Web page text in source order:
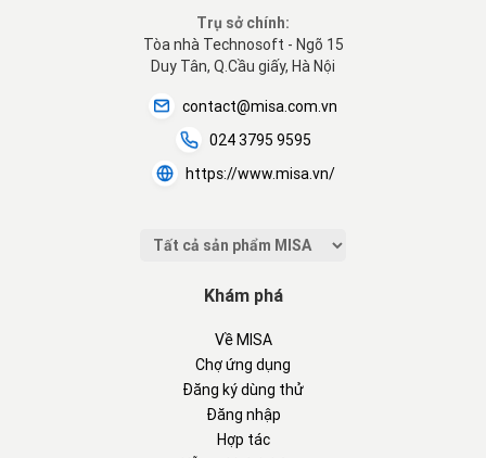
Trụ sở chính:
Tòa nhà Technosoft - Ngõ 15
Duy Tân, Q.Cầu giấy, Hà Nội
contact@misa.com.vn
024 3795 9595
https://www.misa.vn/
Khám phá
Về MISA
Chợ ứng dụng
Đăng ký dùng thử
Đăng nhập
Hợp tác